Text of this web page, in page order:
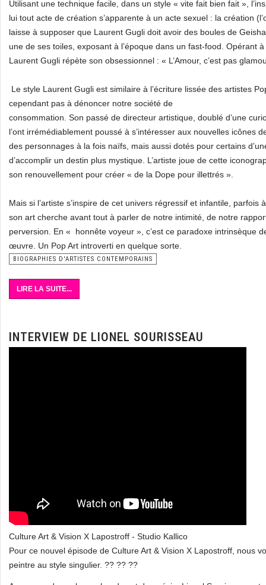
Utilisant une technique facile, dans un style « vite fait bien fait »,
lui tout acte de création s’apparente à un acte sexuel : la création
laisse à supposer que Laurent Gugli doit avoir des boules de
une de ses toiles, exposant à l’époque dans un fast-food. Opérant
Laurent Gugli répète son obsessionnel : « L’Amour, c’est pas
Le style Laurent Gugli est similaire à l’écriture lissée des artistes
cependant pas à dénoncer notre société de
consommation. Son passé de directeur artistique, doublé d’une
l’ont irrémédiablement poussé à s’intéresser aux nouvelles
des personnages à la fois naïfs, mais aussi dotés pour certains
d’accomplir un destin plus mystique. L’artiste joue de cette
son renouvellement pour créer « de la Dope pour illettrés ».
Mais si l’artiste s’inspire de cet univers régressif et infantile,
son art cherche avant tout à parler de notre intimité, de notre
perversion. En « honnête voyeur », c’est ce paradoxe intrinsèque
œuvre. Un Pop Art introverti en quelque sorte.
BIOGRAPHIES D'ARTISTES CONTEMPORAINS
LIRE LA SUITE...
INTERVIEW DE LIONEL SOURISSEAU
Culture Art & Vision X Lapostroff - Studio Kallico
Pour ce nouvel épisode de Culture Art & Vision X Lapostroff, nous
peintre au style singulier. ?? ?? ??